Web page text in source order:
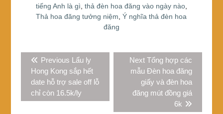
tiếng Anh là gì thả đèn hoa đăng vào ngày nào,
Thả hoa đăng tưởng niệm ,Ý nghĩa thả đèn hoa
đăng
hướng
bài
viết
Previous Previous
post:
Lẩu ly
Hong Kong sắp hết
date hỗ trợ sale off lỗ
chỉ còn 16.5k/ly
Next Next
post:
Tổng hợp các
mẫu Đèn hoa đăng
giấy và đèn hoa
đăng mút đồng giá
6k